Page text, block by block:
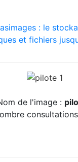
: le
et fichiers
de l'image :